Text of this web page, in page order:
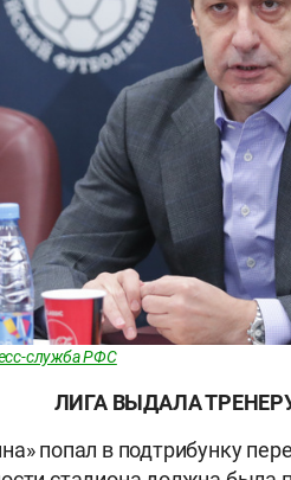
служба РФС
ЛИГА ВЫДАЛА
попал в подтрибунку